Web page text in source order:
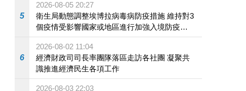
5
2026-08-05 20:27
衛生局動態調整埃博拉病毒病防疫措施 維持對3
個疫情受影響國家或地區進行加強入境防疫措
施
6
2026-08-02 11:04
經濟財政司司長率團隊落區走訪各社團 凝聚共
識推進經濟民生各項工作
2026-08-03 22:03